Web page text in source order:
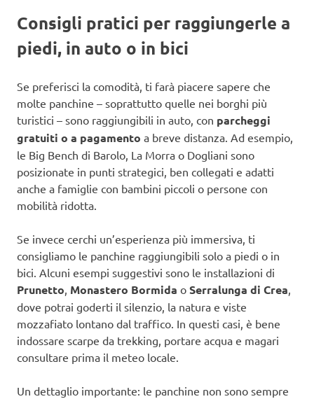
Consigli pratici per raggiungerle a
piedi, in auto o in bici
Se preferisci la comodità, ti farà piacere sapere che
molte panchine – soprattutto quelle nei borghi più
turistici – sono raggiungibili in auto, con parcheggi
gratuiti o a pagamento a breve distanza. Ad esempio,
le Big Bench di Barolo, La Morra o Dogliani sono
posizionate in punti strategici, ben collegati e adatti
anche a famiglie con bambini piccoli o persone con
mobilità ridotta.
Se invece cerchi un’esperienza più immersiva, ti
consigliamo le panchine raggiungibili solo a piedi o in
bici. Alcuni esempi suggestivi sono le installazioni di
Prunetto Monastero Bormida o Serralunga di Crea
dove potrai goderti il silenzio, la natura e viste
mozzafiato lontano dal traffico. In questi casi, è bene
indossare scarpe da trekking, portare acqua e magari
consultare prima il meteo locale.
Un dettaglio importante: le panchine non sono sempre